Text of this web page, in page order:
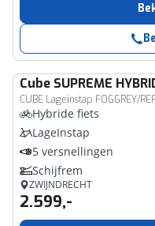
Cube SUPREME
CUBE Lageinstap FOGGREY/
Hybride fiets
LageInstap
5 versnellingen
Schijfrem
ZWIJNDRECHT
2.599,-